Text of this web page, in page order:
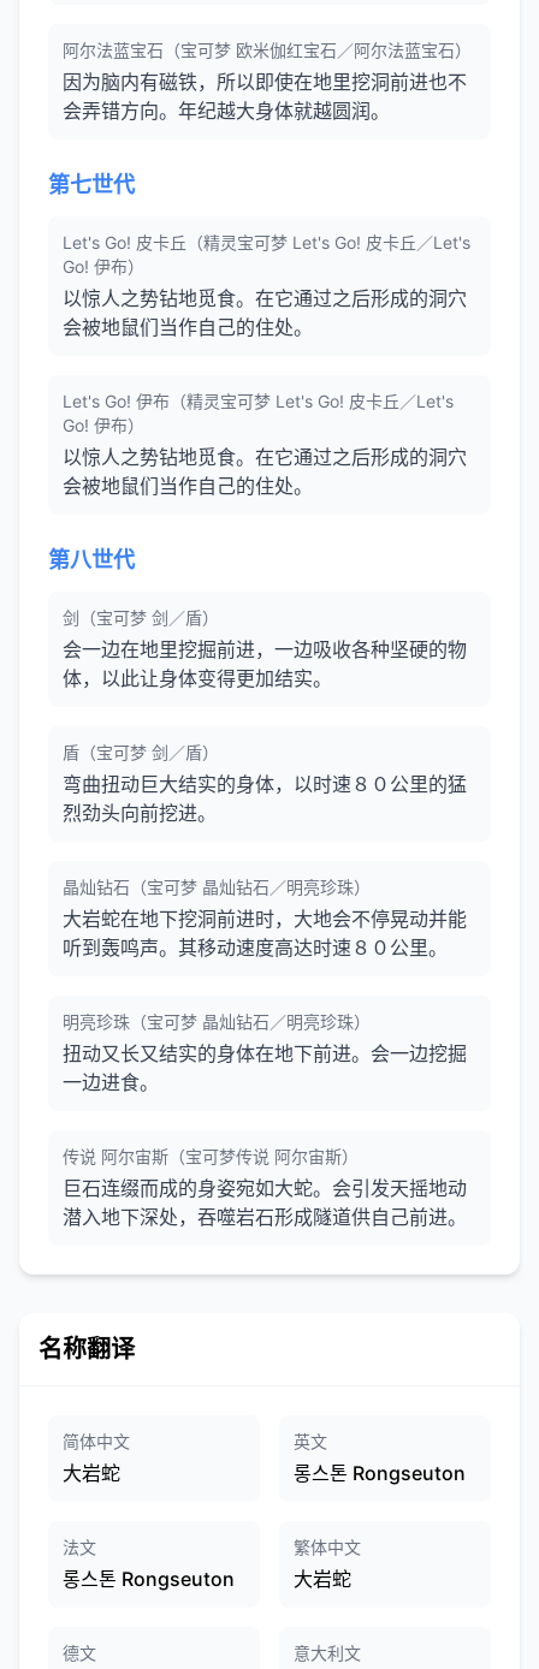
阿尔法蓝宝石（宝可梦 欧米伽红宝石／阿尔法蓝宝石）
因为脑内有磁铁，所以即使在地里挖洞前进也不
会弄错方向。年纪越大身体就越圆润。
第七世代
Let's Go! 皮卡丘（精灵宝可梦 Let's Go! 皮卡丘／Let's
Go! 伊布）
以惊人之势钻地觅食。在它通过之后形成的洞穴
会被地鼠们当作自己的住处。
Let's Go! 伊布（精灵宝可梦 Let's Go! 皮卡丘／Let's
Go! 伊布）
以惊人之势钻地觅食。在它通过之后形成的洞穴
会被地鼠们当作自己的住处。
第八世代
剑（宝可梦 剑／盾）
会一边在地里挖掘前进，一边吸收各种坚硬的物
体，以此让身体变得更加结实。
盾（宝可梦 剑／盾）
弯曲扭动巨大结实的身体，以时速８０公里的猛
烈劲头向前挖进。
晶灿钻石（宝可梦 晶灿钻石／明亮珍珠）
大岩蛇在地下挖洞前进时，大地会不停晃动并能
听到轰鸣声。其移动速度高达时速８０公里。
明亮珍珠（宝可梦 晶灿钻石／明亮珍珠）
扭动又长又结实的身体在地下前进。会一边挖掘
一边进食。
传说 阿尔宙斯（宝可梦传说 阿尔宙斯）
巨石连缀而成的身姿宛如大蛇。会引发天摇地动
潜入地下深处，吞噬岩石形成隧道供自己前进。
名称翻译
简体中文
大岩蛇
英文
롱스톤 Rongseuton
法文
롱스톤 Rongseuton
繁体中文
大岩蛇
德文 意大利文